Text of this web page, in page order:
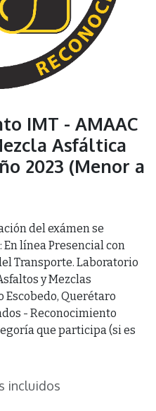
IMT - AMAAC
Asfáltica
2023 (Menor a
del exámen se
línea Presencial con
Transporte. Laboratorio
y Mezclas
Escobedo, Querétaro
- Reconocimiento
que participa (si es
incluidos